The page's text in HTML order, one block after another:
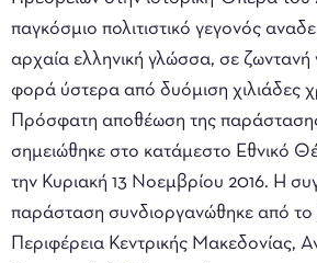
παγκόσμιο πολιτιστικό γεγονός
αρχαία ελληνική γλώσσα, σε
φορά ύστερα από δυόμιση χιλιάδες
Πρόσφατη αποθέωση της
σημειώθηκε στο κατάμεστο Εθνικό
την Κυριακή 13 Νοεμβρίου 2016. Η
παράσταση συνδιοργανώθηκε από
Περιφέρεια Κεντρικής Μακεδονίας,